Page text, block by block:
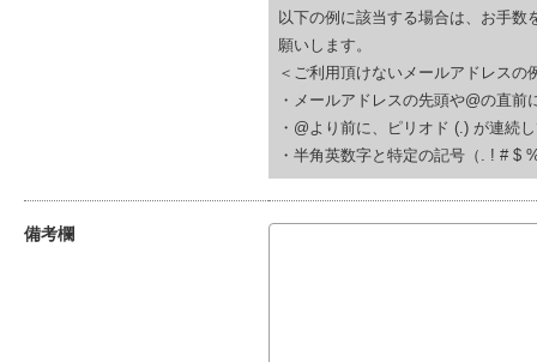
以下の例に該当する場合は、お手
願いします。
＜ご利用頂けないメールアドレスの
・メールアドレスの先頭や@の直
・@より前に、ピリオド (.) が連続
・半角英数字と特定の記号（. ! # $
備考欄